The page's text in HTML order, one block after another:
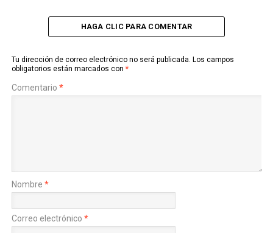
HAGA CLIC PARA COMENTAR
Tu dirección de correo electrónico no será publicada. Los campos
obligatorios están marcados con *
Comentario *
Nombre *
Correo electrónico *